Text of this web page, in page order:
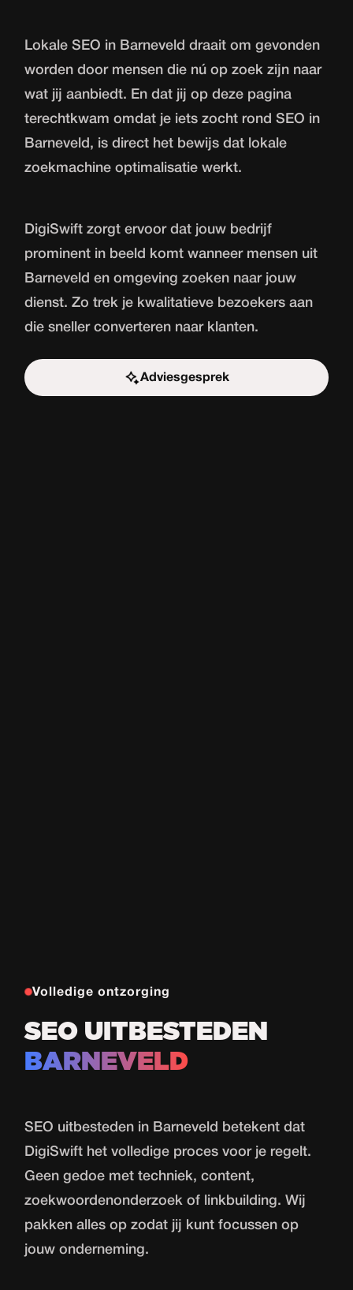
Lokale SEO in Barneveld draait om gevonden
worden door mensen die nú op zoek zijn naar
wat jij aanbiedt. En dat jij op deze pagina
terechtkwam omdat je iets zocht rond SEO in
Barneveld, is direct het bewijs dat lokale
zoekmachine optimalisatie werkt.
DigiSwift zorgt ervoor dat jouw bedrijf
prominent in beeld komt wanneer mensen uit
Barneveld en omgeving zoeken naar jouw
dienst. Zo trek je kwalitatieve bezoekers aan
die sneller converteren naar klanten.
Adviesgesprek
Start de uitdaging
Volledige ontzorging
SEO UITBESTEDEN
BARNEVELD
SEO uitbesteden in Barneveld betekent dat
DigiSwift het volledige proces voor je regelt.
Geen gedoe met techniek, content,
zoekwoordenonderzoek of linkbuilding. Wij
pakken alles op zodat jij kunt focussen op
jouw onderneming.